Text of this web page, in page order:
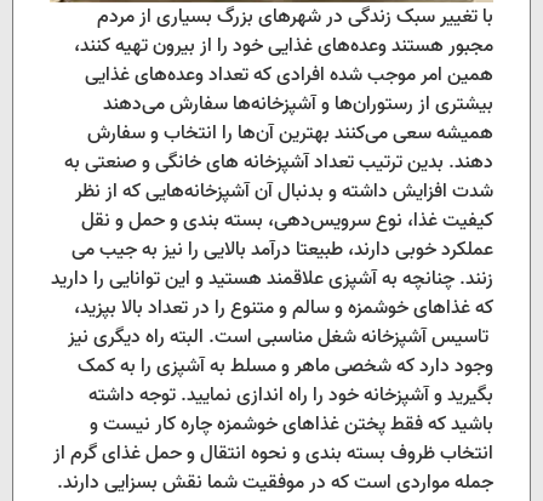
با تغییر سبک زندگی در شهرهای بزرگ بسیاری از مردم
مجبور هستند وعده‌های غذایی خود را از بیرون تهیه ‌کنند،
همین امر موجب شده افرادی که تعداد وعده‌های غذایی
بیشتری از رستوران‌ها و آشپزخانه‌ها سفارش می‌دهند
همیشه سعی می‌کنند بهترین آن‌ها را انتخاب و سفارش
دهند. بدین ترتیب تعداد آشپزخانه های خانگی و صنعتی به
شدت افزایش داشته و بدنبال آن آشپزخانه‌هایی که از نظر
کیفیت غذا، نوع سرویس‌دهی، بسته بندی و حمل و نقل
عملکرد خوبی دارند، طبیعتا درآمد بالایی را نیز به جیب می
زنند. چنانچه به آشپزی علاقمند هستید و این توانایی را دارید
که غذاهای خوشمزه و سالم و متنوع را در تعداد بالا بپزید،
تاسیس آشپزخانه شغل مناسبی است. البته راه دیگری نیز
وجود دارد که شخصی ماهر و مسلط به آشپزی را به کمک
بگیرید و آشپزخانه خود را راه اندازی نمایید. توجه داشته
باشید که فقط پختن غذاهای خوشمزه چاره کار نیست و
انتخاب ظروف بسته بندی و نحوه انتقال و حمل غذای گرم از
جمله مواردی است که در موفقیت شما نقش بسزایی دارند.